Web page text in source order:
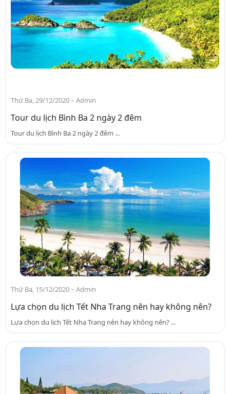
Thứ Ba, 29/12/2020 - Admin
Tour du lịch Bình Ba 2 ngày 2 đêm
Tour du lịch Bình Ba 2 ngày 2 đêm ...
Thứ Ba, 15/12/2020 - Admin
Lựa chọn du lịch Tết Nha Trang nên hay không nên?
Lựa chọn du lịch Tết Nha Trang nên hay không nên? ...